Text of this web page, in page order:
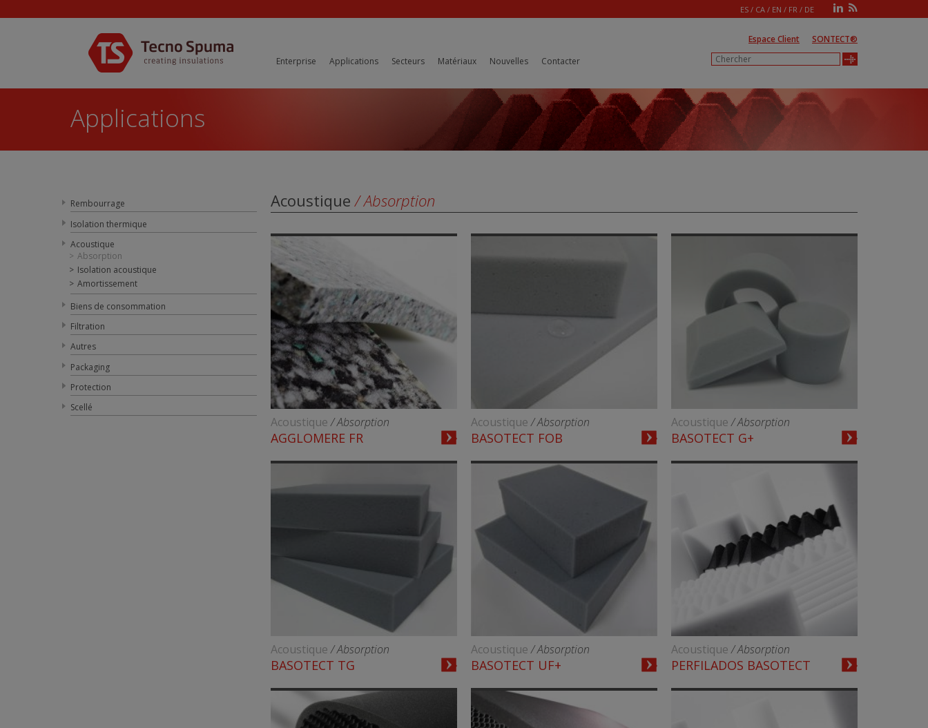
ES / CA / EN / FR / DE
Enterprise Applications Secteurs Matériaux Nouvelles Contacter
Espace Client SONTECT®
Applications
Rembourrage
Isolation thermique
Acoustique
Absorption
Isolation acoustique
Amortissement
Biens de consommation
Filtration
Autres
Packaging
Protection
Scellé
Acoustique / Absorption
Acoustique/ Absorption
AGGLOMERE FR
Acoustique/ Absorption
BASOTECT FOB
Acoustique/ Absorption
BASOTECT G+
Acoustique/ Absorption
BASOTECT TG
Acoustique/ Absorption
BASOTECT UF+
Acoustique/ Absorption
PERFILADOS BASOTECT